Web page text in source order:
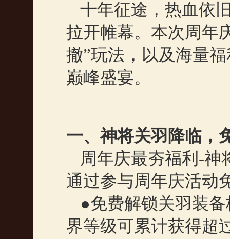
十年征途，热血依
拉开帷幕。本次周年
撤”玩法，以及海量
巅峰盛宴。
一、神将关羽降临，
周年庆最夯福利 -神
通过参与周年庆活动
●免费解锁关羽装
界等级可累计获得超